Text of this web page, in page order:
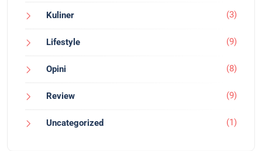
Kuliner (3)
Lifestyle (9)
Opini (8)
Review (9)
Uncategorized (1)